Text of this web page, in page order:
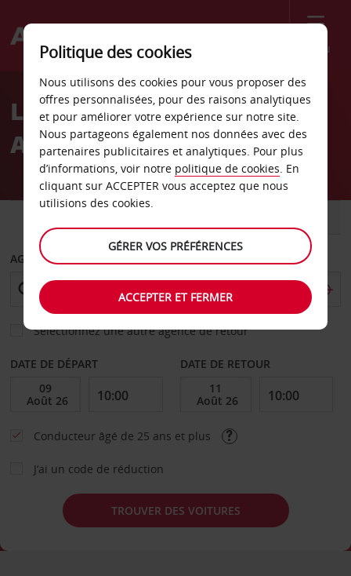
Menu
Welcome
AvisLocation de voiture
Aéroport de Whyalla
AGENCE DE DÉPART
Sélectionnez une autre agence de retour
DATE DE DÉPART DATE DE RETOUR
Conducteur âgé de 25 ans et plus
J’ai un code de réduction
TROUVER DES VOITURES
Politique des cookies
Nous utilisons des cookies pour vous proposer des
offres personnalisées, pour des raisons analytiques
et pour améliorer votre expérience sur notre site.
Nous partageons également nos données avec des
partenaires publicitaires et analytiques. Pour plus
d’informations, voir notre politique de cookies. En
cliquant sur ACCEPTER vous acceptez que nous
utilisions des cookies.
GÉRER VOS PRÉFÉRENCES
ACCEPTER ET FERMER